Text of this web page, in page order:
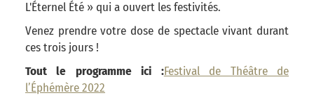
L'Éternel Été » qui a ouvert les festivités.
Venez prendre votre dose de spectacle vivant durant
ces trois jours !
Tout le programme ici :Festival de Théâtre de
l’Éphémère 2022